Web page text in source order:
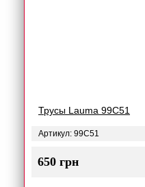
Трусы Lauma 99C51
Артикул: 99C51
650 грн